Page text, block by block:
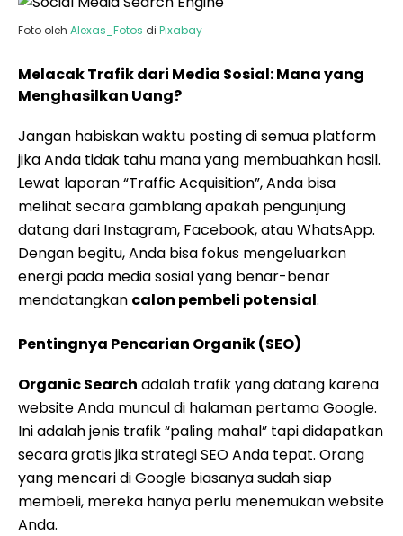
Foto oleh Alexas_Fotos di Pixabay
Melacak Trafik dari Media Sosial: Mana yang
Menghasilkan Uang?
Jangan habiskan waktu posting di semua platform
jika Anda tidak tahu mana yang membuahkan hasil.
Lewat laporan “Traffic Acquisition”, Anda bisa
melihat secara gamblang apakah pengunjung
datang dari Instagram, Facebook, atau WhatsApp.
Dengan begitu, Anda bisa fokus mengeluarkan
energi pada media sosial yang benar-benar
mendatangkan calon pembeli potensial.
Pentingnya Pencarian Organik (SEO)
Organic Search adalah trafik yang datang karena
website Anda muncul di halaman pertama Google.
Ini adalah jenis trafik “paling mahal” tapi didapatkan
secara gratis jika strategi SEO Anda tepat. Orang
yang mencari di Google biasanya sudah siap
membeli, mereka hanya perlu menemukan website
Anda.